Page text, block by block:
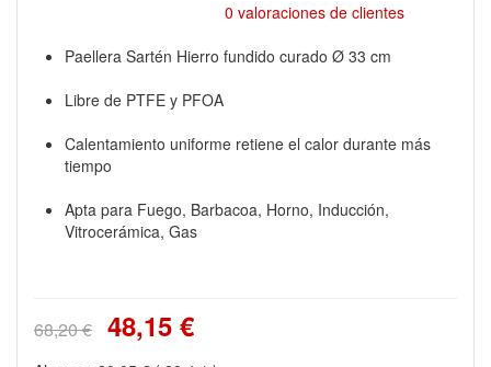
0 valoraciones de clientes
Paellera Sartén Hierro fundido curado Ø 33 cm
Libre de PTFE y PFOA
Calentamiento uniforme retiene el calor durante más
tiempo
Apta para Fuego, Barbacoa, Horno, Inducción,
Vitrocerámica, Gas
68,20 € 48,15 €